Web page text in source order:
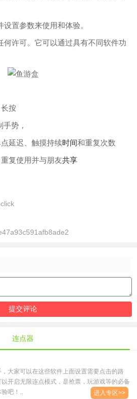
置参数来使用和体验。
何许可。它可以通过具有不同软件功
按
势，
延迟、触摸持续时间和重复次数
复使用并与朋友共享
连点器
大家可以在这些软件上面设置需要点击的路
开启无限连点模式，是抢票，玩游戏等的必备
吧！..
进入专区>>